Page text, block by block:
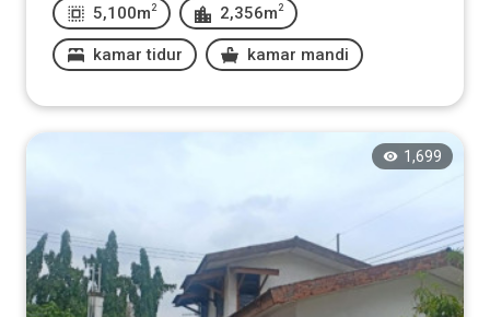
5,100m 2 2,356m 2
kamar tidur kamar mandi
1,699